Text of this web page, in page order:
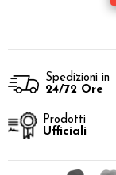
Spedizioni in
24/72 Ore
Prodotti
Ufficiali